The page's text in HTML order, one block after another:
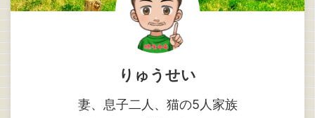
りゅうせい
妻、息子二人、猫の5人家族